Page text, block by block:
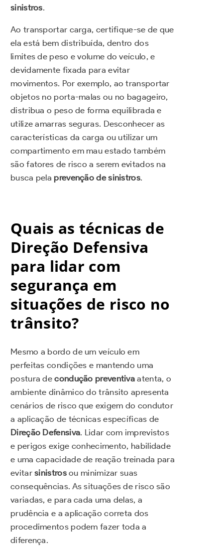
sinistros.
Ao transportar carga, certifique-se de que
ela está bem distribuída, dentro dos
limites de peso e volume do veículo, e
devidamente fixada para evitar
movimentos. Por exemplo, ao transportar
objetos no porta-malas ou no bagageiro,
distribua o peso de forma equilibrada e
utilize amarras seguras. Desconhecer as
características da carga ou utilizar um
compartimento em mau estado também
são fatores de risco a serem evitados na
busca pela prevenção de sinistros.
Quais as técnicas de
Direção Defensiva
para lidar com
segurança em
situações de risco no
trânsito?
Mesmo a bordo de um veículo em
perfeitas condições e mantendo uma
postura decondução preventiva atenta, o
ambiente dinâmico do trânsito apresenta
cenários de risco que exigem do condutor
a aplicação de técnicas específicas de
Direção Defensiva. Lidar com imprevistos
e perigos exige conhecimento, habilidade
e uma capacidade de reação treinada para
evitarsinistrosou minimizar suas
consequências. As situações de risco são
variadas, e para cada uma delas, a
prudência e a aplicação correta dos
procedimentos podem fazer toda a
diferença.